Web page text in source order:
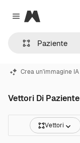
Close menu
Magnific
Crea un'immagine IA
Vettori Di Paziente
Vettori